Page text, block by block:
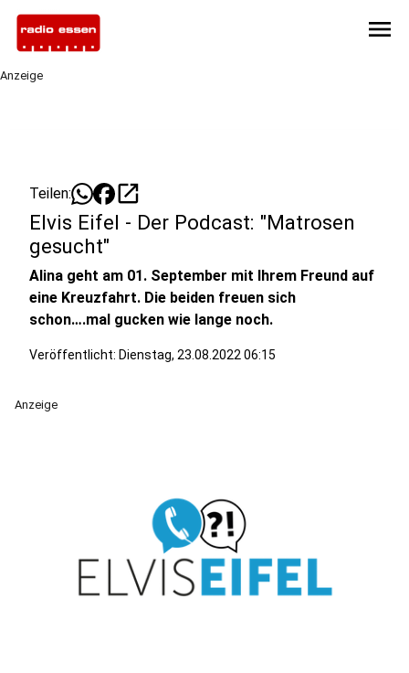
menu
Anzeige
Teilen: open_in_new
Elvis Eifel - Der Podcast: "Matrosen
gesucht"
Alina geht am 01. September mit Ihrem Freund auf
eine Kreuzfahrt. Die beiden freuen sich
schon….mal gucken wie lange noch.
Veröffentlicht: Dienstag, 23.08.2022 06:15
Anzeige